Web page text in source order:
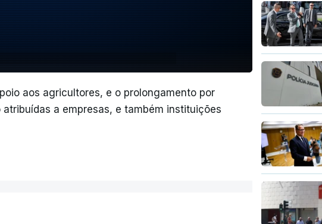
aos agricultores, e o prolongamento por
a empresas, e também instituições